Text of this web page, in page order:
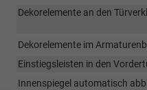
Dekorelemente an den
Dekorelemente im
Einstiegsleisten in den
Innenspiegel automatisch